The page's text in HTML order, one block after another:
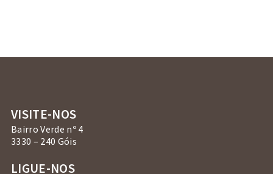
VISITE-NOS
Bairro Verde nº 4
3330 – 240 Góis
LIGUE-NOS